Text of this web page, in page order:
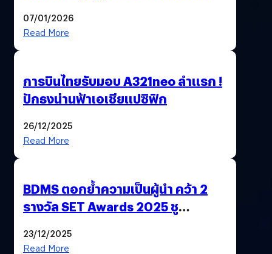
สังคม
07/01/2026
Read More
การบินไทยรับมอบ A321neo ลำแรก !
ปักธงน่านฟ้าเอเชียแปซิฟิก
26/12/2025
Read More
BDMS ตอกย้ำความเป็นผู้นำ คว้า 2
รางวัล SET Awards 2025 ชู
สุขภาพไทยสู่ความยั่งยืน
23/12/2025
Read More